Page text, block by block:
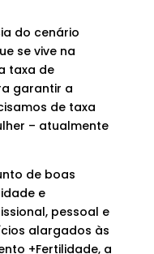
do cenário
se vive na
taxa de
garantir a
de taxa
– atualmente
de boas
e
pessoal e
alargados às
+Fertilidade, a